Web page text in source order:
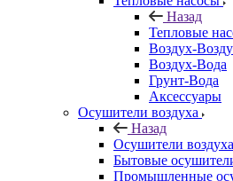
Назад
Тепловые
Воздух-
Воздух-Вода
Грунт-Вода
Аксессуары
Осушители воздуха
Назад
Осушители воздуха
Бытовые
Промышленные